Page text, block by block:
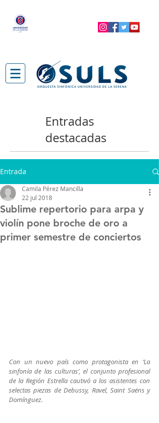
Entradas
destacadas
Entrada
Sublime repertorio para arpa y
violín pone broche de oro a
primer semestre de conciertos
Camila Pérez Mancilla
22 jul 2018
Con un nuevo país como protagonista en ‘La
sinfonía de las culturas’, el conjunto profesional
de la Región Estrella cautivó a los asistentes con
selectas piezas de Debussy, Ravel, Saint Saëns y
Domínguez.